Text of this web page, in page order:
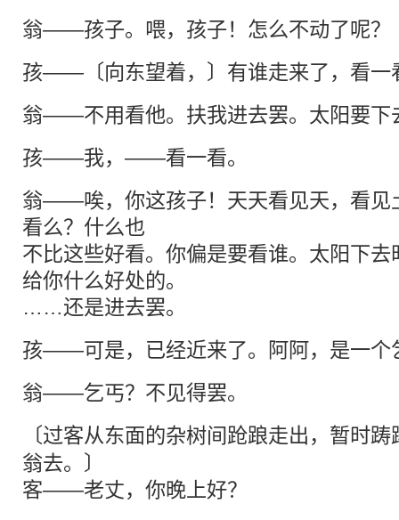
翁——孩子。喂，孩子！怎么不动了呢？
孩——〔向东望着，〕有谁走来了，看一
翁——不用看他。扶我进去罢。太阳要下
孩——我，——看一看。
翁——唉，你这孩子！天天看见天，看见
看么？什么也
不比这些好看。你偏是要看谁。太阳下
给你什么好处的。
……还是进去罢。
孩——可是，已经近来了。阿阿，是一个
翁——乞丐？不见得罢。
〔过客从东面的杂树间跄踉走出，暂时
翁去。〕
客——老丈，你晚上好？